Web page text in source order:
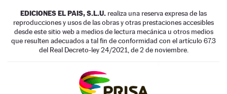
EDICIONES EL PAIS, S.L.U. realiza una reserva expresa de las
reproducciones y usos de las obras y otras prestaciones accesibles
desde este sitio web a medios de lectura mecánica u otros medios
que resulten adecuados a tal fin de conformidad con el artículo 67.3
del Real Decreto-ley 24/2021, de 2 de noviembre.